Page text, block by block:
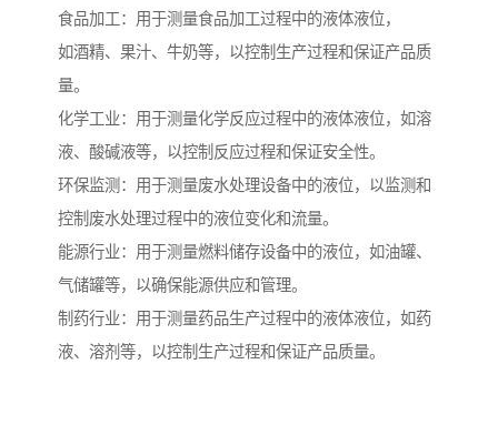
食品加工：用于测量食品加工过程中的液体液位，
如酒精、果汁、牛奶等，以控制生产过程和保证产品质
量。
化学工业：用于测量化学反应过程中的液体液位，如溶
液、酸碱液等，以控制反应过程和保证安全性。
环保监测：用于测量废水处理设备中的液位，以监测和
控制废水处理过程中的液位变化和流量。
能源行业：用于测量燃料储存设备中的液位，如油罐、
气储罐等，以确保能源供应和管理。
制药行业：用于测量药品生产过程中的液体液位，如药
液、溶剂等，以控制生产过程和保证产品质量。